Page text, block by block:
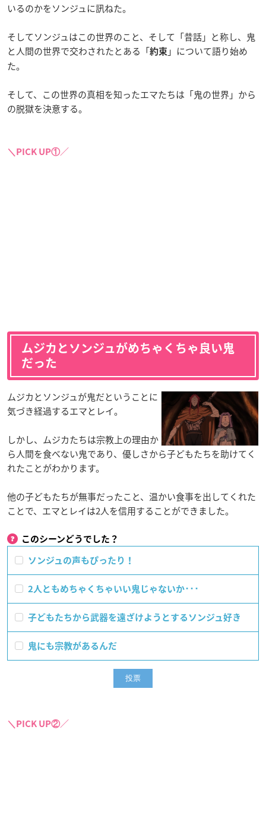
いるのかをソンジュに訊ねた。
そしてソンジュはこの世界のこと、そして「昔話」と称し、鬼
と人間の世界で交わされたとある「約束 」について語り始め
た。
そして、この世界の真相を知ったエマたちは「鬼の世界」から
の脱獄を決意する。
＼PICK UP①／
ムジカとソンジュがめちゃくちゃ良い鬼
だった
ムジカとソンジュが鬼だということに
気づき経過するエマとレイ。
しかし、ムジカたちは宗教上の理由か
ら人間を食べない鬼であり、優しさから子どもたちを助けてく
れたことがわかります。
他の子どもたちが無事だったこと、温かい食事を出してくれた
ことで、エマとレイは2人を信用することができました。
このシーンどうでした？
ソンジュの声もぴったり！
2人ともめちゃくちゃいい鬼じゃないか･･･
子どもたちから武器を遠ざけようとするソンジュ好き
鬼にも宗教があるんだ
＼PICK UP②／